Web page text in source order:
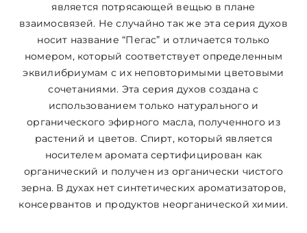
ЦВЕТОВАЯ ЭССЕНЦИЯ
КОНДИЦИОНЕР
КОСМЕТИКА
является потрясающей вещью в плане
взаимосвязей. Не случайно так же эта серия духов
носит название “Пегас” и отличается только
номером, который соответствует определенным
эквилибриумам с их неповторимыми цветовыми
сочетаниями. Эта серия духов создана с
использованием только натурального и
органического эфирного масла, полученного из
растений и цветов. Спирт, который является
носителем аромата сертифицирован как
органический и получен из органически чистого
зерна. В духах нет синтетических ароматизаторов,
консервантов и продуктов неорганической химии.